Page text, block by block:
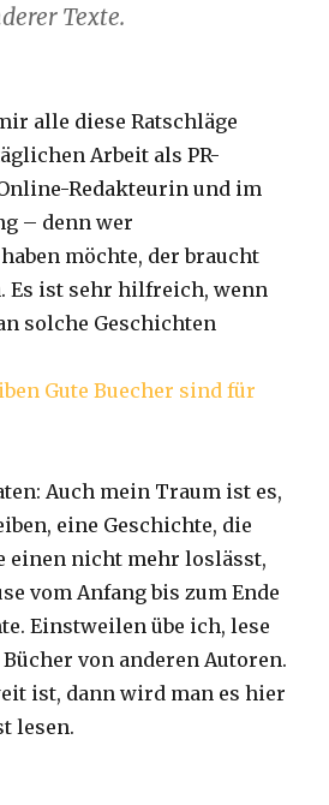
Texte.
alle diese Ratschläge
Arbeit als PR-
Redakteurin und im
– denn wer
möchte, der braucht
Es ist sehr hilfreich, wenn
solche Geschichten
Auch mein Traum ist es,
eine Geschichte, die
einen nicht mehr loslässt,
vom Anfang bis zum Ende
Einstweilen übe ich, lese
von anderen Autoren.
ist, dann wird man es hier
lesen.